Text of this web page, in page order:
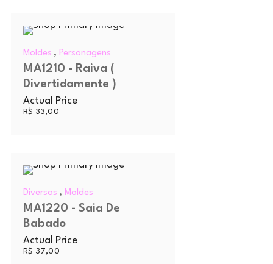
Moldes , Personagens
MA1210 - Raiva (
Divertidamente )
Actual Price
R$ 33,00
Diversos , Moldes
MA1220 - Saia De
Babado
Actual Price
R$ 37,00